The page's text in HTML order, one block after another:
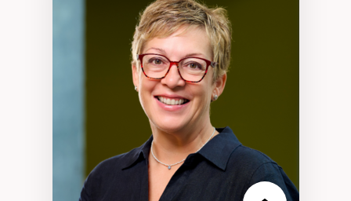
Théories du développement
Économie politique comparée
Élites économiques
Sociologie économique
Extractivisme
Classes sociales
Mouvements sociaux
Théories de l’État